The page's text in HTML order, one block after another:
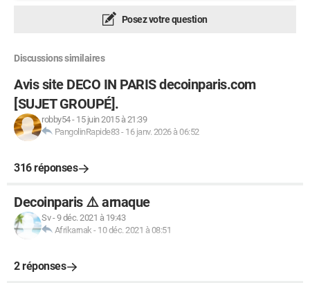
Posez votre question
Discussions similaires
Avis site DECO IN PARIS decoinparis.com
[SUJET GROUPÉ].
robby54- 15 juin 2015 à 21:39
PangolinRapide83- 16 janv. 2026 à 06:52
316 réponses
Decoinparis ⚠️ arnaque
Sv-9 déc. 2021 à 19:43
Afrikarnak - 10 déc. 2021 à 08:51
2 réponses